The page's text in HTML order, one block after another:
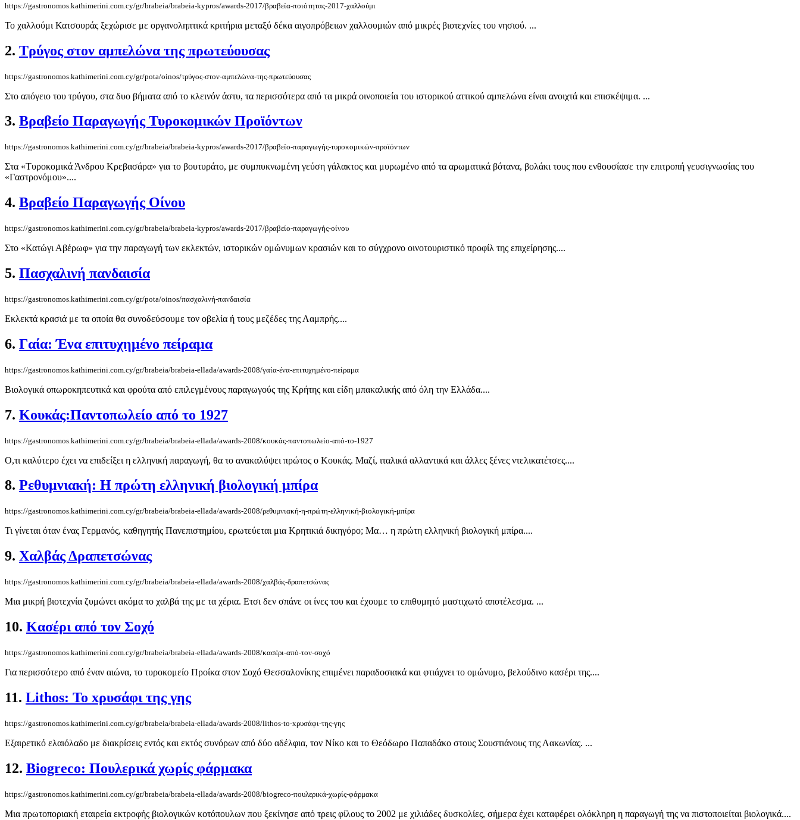
https://gastronomos.kathimerini.com.cy/gr/brabeia/brabeia-kypros/awards-2017/βραβεία-ποιότητας-2017-χαλλούμι
Το χαλλούμι Κατσουράς ξεχώρισε με οργανοληπτικά κριτήρια μεταξύ δέκα αιγοπρόβειων χαλλουμιών από μικρές βιοτεχνίες του νησιού. ...
2. Τρύγος στον αμπελώνα της πρωτεύουσας
https://gastronomos.kathimerini.com.cy/gr/pota/oinos/τρύγος-στον-αμπελώνα-της-πρωτεύουσας
Στο απόγειο του τρύγου, στα δυο βήματα από το κλεινόν άστυ, τα περισσότερα από τα μικρά οινοποιεία του ιστορικού αττικού αμπελώνα είναι ανοιχτά και επισκέψιμα. ...
3. Βραβείο Παραγωγής Τυροκομικών Προϊόντων
https://gastronomos.kathimerini.com.cy/gr/brabeia/brabeia-kypros/awards-2017/βραβείο-παραγωγής-τυροκομικών-προϊόντων
Στα «Τυροκομικά Άνδρου Κρεβασάρα» για το βουτυράτο, με συμπυκνωμένη γεύση γάλακτος και μυρωμένο από τα αρωματικά βότανα, βολάκι τους που ενθουσίασε την επιτροπή γευσιγνωσίας του
«Γαστρονόμου»....
4. Βραβείο Παραγωγής Οίνου
https://gastronomos.kathimerini.com.cy/gr/brabeia/brabeia-kypros/awards-2017/βραβείο-παραγωγής-οίνου
Στο «Κατώγι Αβέρωφ» για την παραγωγή των εκλεκτών, ιστορικών ομώνυμων κρασιών και το σύγχρονο οινοτουριστικό προφίλ της επιχείρησης....
5. Πασχαλινή πανδαισία
https://gastronomos.kathimerini.com.cy/gr/pota/oinos/πασχαλινή-πανδαισία
Εκλεκτά κρασιά με τα οποία θα συνοδεύσουμε τον οβελία ή τους μεζέδες της Λαμπρής....
6. Γαία: Ένα επιτυχημένο πείραμα
https://gastronomos.kathimerini.com.cy/gr/brabeia/brabeia-ellada/awards-2008/γαία-ένα-επιτυχημένο-πείραμα
Βιολογικά οπωροκηπευτικά και φρούτα από επιλεγμένους παραγωγούς της Κρήτης και είδη μπακαλικής από όλη την Ελλάδα....
7. Κουκάς:Παντοπωλείο από το 1927
https://gastronomos.kathimerini.com.cy/gr/brabeia/brabeia-ellada/awards-2008/κουκάς-παντοπωλείο-από-το-1927
Ο,τι καλύτερο έχει να επιδείξει η ελληνική παραγωγή, θα το ανακαλύψει πρώτος ο Κουκάς. Μαζί, ιταλικά αλλαντικά και άλλες ξένες ντελικατέτσες....
8. Ρεθυμνιακή: Η πρώτη ελληνική βιολογική μπίρα
https://gastronomos.kathimerini.com.cy/gr/brabeia/brabeia-ellada/awards-2008/ρεθυμνιακή-η-πρώτη-ελληνική-βιολογική-μπίρα
Τι γίνεται όταν ένας Γερμανός, καθηγητής Πανεπιστημίου, ερωτεύεται μια Κρητικιά δικηγόρο; Μα… η πρώτη ελληνική βιολογική μπίρα....
9. Χαλβάς Δραπετσώνας
https://gastronomos.kathimerini.com.cy/gr/brabeia/brabeia-ellada/awards-2008/χαλβάς-δραπετσώνας
Μια μικρή βιοτεχνία ζυμώνει ακόμα το χαλβά της με τα χέρια. Eτσι δεν σπάνε οι ίνες του και έχουμε το επιθυμητό μαστιχωτό αποτέλεσμα. ...
10. Κασέρι από τον Σοχό
https://gastronomos.kathimerini.com.cy/gr/brabeia/brabeia-ellada/awards-2008/κασέρι-από-τον-σοχό
Για περισσότερο από έναν αιώνα, το τυροκομείο Προίκα στον Σοχό Θεσσαλονίκης επιμένει παραδοσιακά και φτιάχνει το ομώνυμο, βελούδινο κασέρι της....
11. Lithos: To xρυσάφι της γης
https://gastronomos.kathimerini.com.cy/gr/brabeia/brabeia-ellada/awards-2008/lithos-to-xρυσάφι-της-γης
Εξαιρετικό ελαιόλαδο με διακρίσεις εντός και εκτός συνόρων από δύο αδέλφια, τον Νίκο και το Θεόδωρο Παπαδάκο στους Σουστιάνους της Λακωνίας. ...
12. Biogreco: Πουλερικά χωρίς φάρμακα
https://gastronomos.kathimerini.com.cy/gr/brabeia/brabeia-ellada/awards-2008/biogreco-πουλερικά-χωρίς-φάρμακα
Μια πρωτοποριακή εταιρεία εκτροφής βιολογικών κοτόπουλων που ξεκίνησε από τρεις φίλους το 2002 με χιλιάδες δυσκολίες, σήμερα έχει καταφέρει ολόκληρη η παραγωγή της να πιστοποιείται βιολογικά....